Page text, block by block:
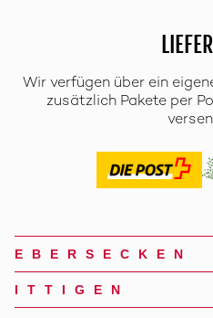
Wir verfügen über ein
zusätzlich Pakete per
EBERSECKEN
ITTIGEN